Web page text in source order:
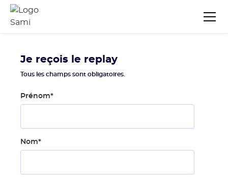
Je reçois le replay
Tous les champs sont obligatoires.
Prénom*
Nom*